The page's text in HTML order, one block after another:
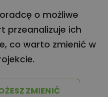
o możliwe
przeanalizuje ich
co warto zmienić w
ZMIENIĆ